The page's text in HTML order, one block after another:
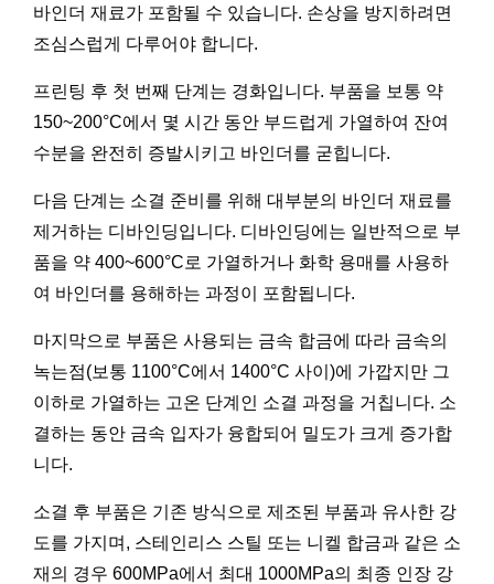
바인더 재료가 포함될 수 있습니다. 손상을 방지하려면
조심스럽게 다루어야 합니다.
프린팅 후 첫 번째 단계는 경화입니다. 부품을 보통 약
150~200°C에서 몇 시간 동안 부드럽게 가열하여 잔여
수분을 완전히 증발시키고 바인더를 굳힙니다.
다음 단계는 소결 준비를 위해 대부분의 바인더 재료를
제거하는 디바인딩입니다. 디바인딩에는 일반적으로 부
품을 약 400~600°C로 가열하거나 화학 용매를 사용하
여 바인더를 용해하는 과정이 포함됩니다.
마지막으로 부품은 사용되는 금속 합금에 따라 금속의
녹는점(보통 1100°C에서 1400°C 사이)에 가깝지만 그
이하로 가열하는 고온 단계인 소결 과정을 거칩니다. 소
결하는 동안 금속 입자가 융합되어 밀도가 크게 증가합
니다.
소결 후 부품은 기존 방식으로 제조된 부품과 유사한 강
도를 가지며, 스테인리스 스틸 또는 니켈 합금과 같은 소
재의 경우 600MPa에서 최대 1000MPa의 최종 인장 강